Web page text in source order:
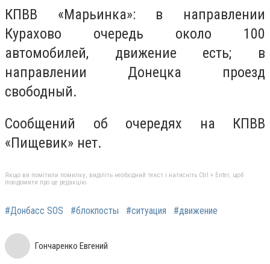
КПВВ «Марьинка»: в направлении
Курахово очередь около 100
автомобилей, движение есть; в
направлении Донецка проезд
свободный.
Сообщений об очередях на КПВВ
«Пищевик» нет.
Якщо ви помітили помилку, виділіть необхідний текст і натисніть Ctrl + Enter, щоб
повідомити про це редакцію
#Донбасс SOS #блокпосты #ситуация #движение
Гончаренко Евгений